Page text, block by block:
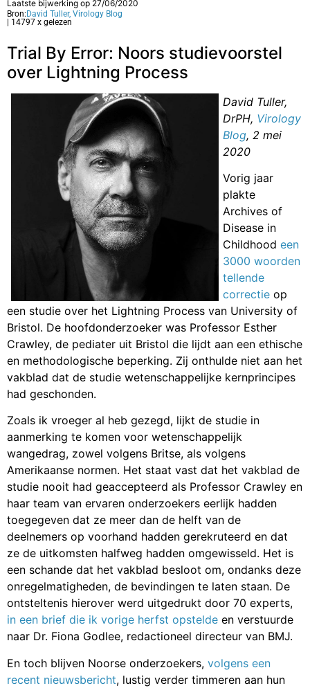
Laatste bijwerking op 27/06/2020
Bron: David Tuller, Virology Blog
| 14797 x gelezen
Trial By Error: Noors studievoorstel
over Lightning Process
David Tuller,
DrPH, Virology
Blog, 2 mei
2020
Vorig jaar
plakte
Archives of
Disease in
Childhood een
3000 woorden
tellende
correctie op
een studie over het Lightning Process van University of
Bristol. De hoofdonderzoeker was Professor Esther
Crawley, de pediater uit Bristol die lijdt aan een ethische
en methodologische beperking. Zij onthulde niet aan het
vakblad dat de studie wetenschappelijke kernprincipes
had geschonden.
Zoals ik vroeger al heb gezegd, lijkt de studie in
aanmerking te komen voor wetenschappelijk
wangedrag, zowel volgens Britse, als volgens
Amerikaanse normen. Het staat vast dat het vakblad de
studie nooit had geaccepteerd als Professor Crawley en
haar team van ervaren onderzoekers eerlijk hadden
toegegeven dat ze meer dan de helft van de
deelnemers op voorhand hadden gerekruteerd en dat
ze de uitkomsten halfweg hadden omgewisseld. Het is
een schande dat het vakblad besloot om, ondanks deze
onregelmatigheden, de bevindingen te laten staan. De
ontsteltenis hierover werd uitgedrukt door 70 experts,
in een brief die ik vorige herfst opstelde en verstuurde
naar Dr. Fiona Godlee, redactioneel directeur van BMJ.
En toch blijven Noorse onderzoekers, volgens een
recent nieuwsbericht, lustig verder timmeren aan hun